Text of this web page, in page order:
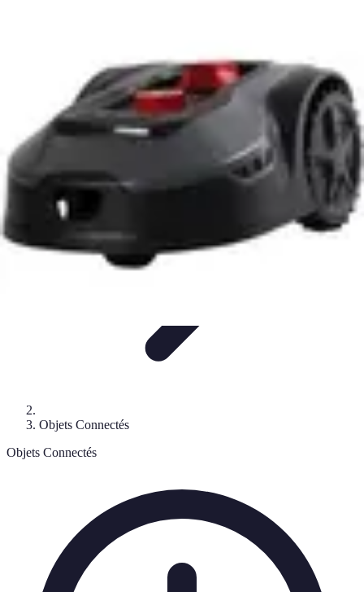
Connect Belgium
Objets Connectés
Objets Connectés